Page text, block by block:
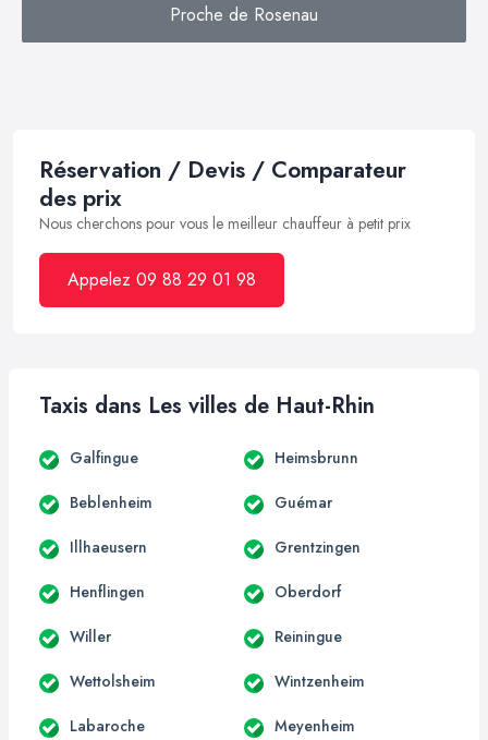
Proche de Rosenau
Réservation / Devis / Comparateur
des prix
Nous cherchons pour vous le meilleur chauffeur à petit prix
Appelez 09 88 29 01 98
Taxis dans Les villes de Haut-Rhin
Galfingue Heimsbrunn
Beblenheim Guémar
Illhaeusern Grentzingen
Henflingen Oberdorf
Willer Reiningue
Wettolsheim Wintzenheim
Labaroche Meyenheim